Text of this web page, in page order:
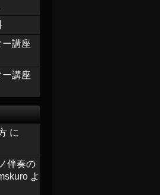
ー講座
ー講座
に
伴奏の
よ